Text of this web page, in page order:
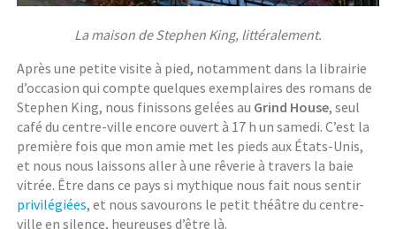
La maison de Stephen King, littéralement.
Après une petite visite à pied, notamment dans la librairie
d’occasion qui compte quelques exemplaires des romans de
Stephen King, nous finissons gelées au Grind House, seul
café du centre-ville encore ouvert à 17 h un samedi. C’est la
première fois que mon amie met les pieds aux États-Unis,
et nous nous laissons aller à une rêverie à travers la baie
vitrée. Être dans ce pays si mythique nous fait nous sentir
privilégiées, et nous savourons le petit théâtre du centre-
ville en silence, heureuses d’être là.